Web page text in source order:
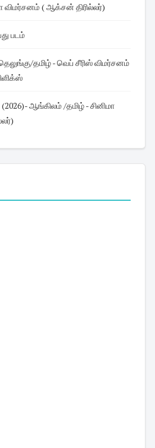
விமர்சனம் ( ஆக்சன் திரில்லர்)
படம்
- வெப் சீரிஸ் விமர்சனம்
ஆங்கிலம் /தமிழ் - சினிமா